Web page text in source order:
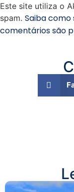
Este site utiliza o
spam. Saiba como
comentários são